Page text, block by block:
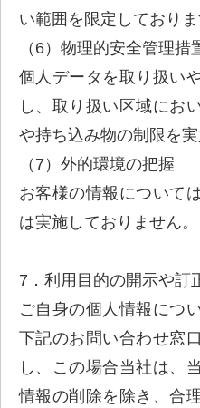
い範囲を限定しておりま
（6）物理的安全管理措
個人データを取り扱い
し、取り扱い区域にお
や持ち込み物の制限を実
（7）外的環境の把握
お客様の情報について
は実施しておりません。
7．利用目的の開示や訂
ご自身の個人情報につ
下記のお問い合わせ窓
し、この場合当社は、
情報の削除を除き、合